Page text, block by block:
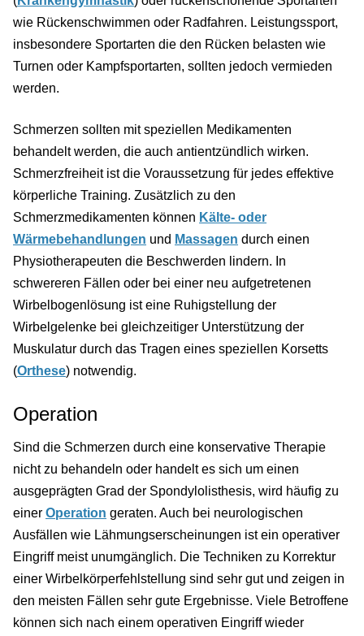
wie Rückenschwimmen oder Radfahren. Leistungssport,
insbesondere Sportarten die den Rücken belasten wie
Turnen oder Kampfsportarten, sollten jedoch vermieden
werden.
Schmerzen sollten mit speziellen Medikamenten
behandelt werden, die auch antientzündlich wirken.
Schmerzfreiheit ist die Voraussetzung für jedes effektive
körperliche Training. Zusätzlich zu den
Schmerzmedikamenten können Kälte- oder
Wärmebehandlungen und Massagen durch einen
Physiotherapeuten die Beschwerden lindern. In
schwereren Fällen oder bei einer neu aufgetretenen
Wirbelbogenlösung ist eine Ruhigstellung der
Wirbelgelenke bei gleichzeitiger Unterstützung der
Muskulatur durch das Tragen eines speziellen Korsetts
(Orthese) notwendig.
Operation
Sind die Schmerzen durch eine konservative Therapie
nicht zu behandeln oder handelt es sich um einen
ausgeprägten Grad der Spondylolisthesis, wird häufig zu
einer Operation geraten. Auch bei neurologischen
Ausfällen wie Lähmungserscheinungen ist ein operativer
Eingriff meist unumgänglich. Die Techniken zu Korrektur
einer Wirbelkörperfehlstellung sind sehr gut und zeigen in
den meisten Fällen sehr gute Ergebnisse. Viele Betroffene
können sich nach einem operativen Eingriff wieder